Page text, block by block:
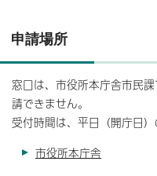
申請場所
窓口は、市役所本庁舎市民
請できません。
受付時間は、平日（開庁日
市役所本庁舎